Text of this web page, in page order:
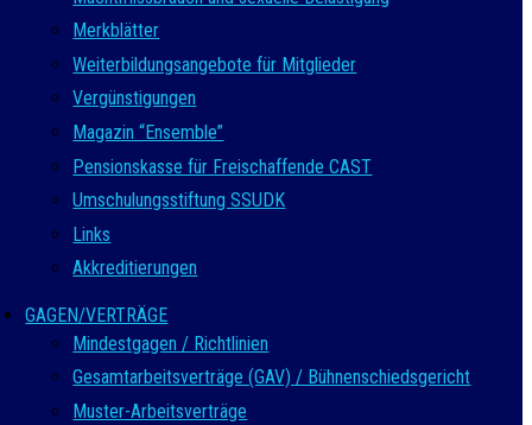
Merkblätter
Weiterbildungsangebote für Mitglieder
Vergünstigungen
Magazin “Ensemble”
Pensionskasse für Freischaffende CAST
Umschulungsstiftung SSUDK
Links
Akkreditierungen
GAGEN/VERTRÄGE
Mindestgagen / Richtlinien
Gesamtarbeitsverträge (GAV) / Bühnenschiedsgericht
Muster-Arbeitsverträge